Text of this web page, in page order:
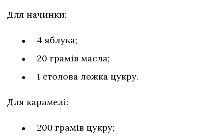
Для начинки:
4 яблука;
20 грамів масла;
1 столова ложка цукру.
Для карамелі:
200 грамів цукру;